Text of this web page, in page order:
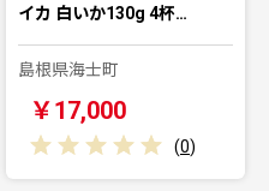
イカ 白いか130g 4杯…
島根県海士町
￥17,000
(0)